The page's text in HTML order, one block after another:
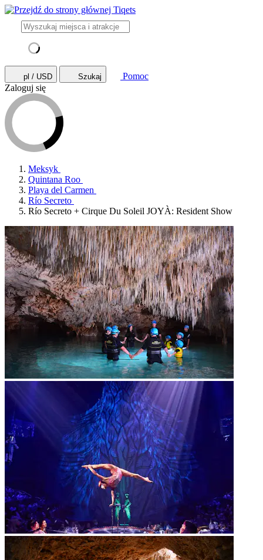
pl / USD Szukaj
Pomoc
Zaloguj się
Meksyk
Quintana Roo
Playa del Carmen
Río Secreto
Río Secreto + Cirque Du Soleil JOYÀ: Resident Show